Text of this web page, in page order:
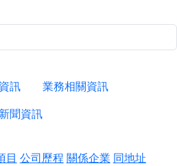
訊
業務相關資訊
聞資訊
目 公司歷程 關係企業 同地址